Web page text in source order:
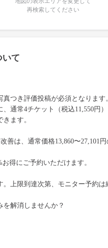
再検索してください
いて
つき評価投稿が必須となります
通常4チケット（税込11,550円
ます。
善は、通常価格13,860〜27,101
得にご予約いただけます。
上限到達次第、モニター予約は
を解消しませんか？